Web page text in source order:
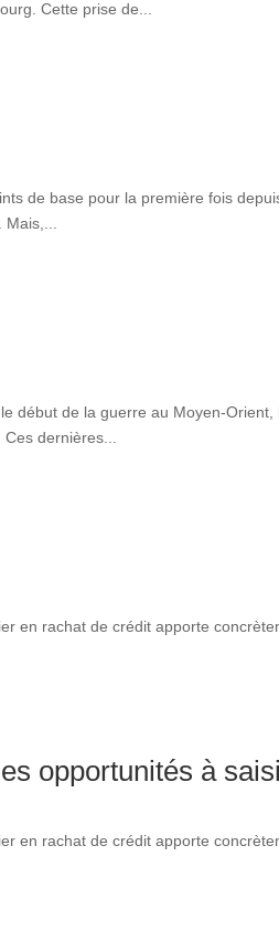
Cette prise de...
de base pour la première fois
début de la guerre au Moyen-
dernières...
en rachat de crédit apporte
opportunités à
en rachat de crédit apporte